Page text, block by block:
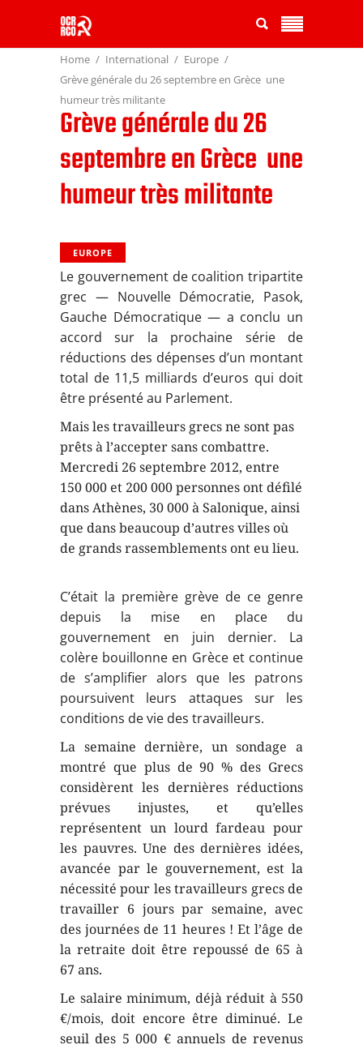
Home International
Europe
Grève générale du 26 septembre en Grèce  une
humeur très militante
Grève générale du 26
septembre en Grèce  une
humeur très militante
EUROPE
Le gouvernement de coalition tripartite
grec — Nouvelle Démocratie, Pasok,
Gauche Démocratique — a conclu un
accord sur la prochaine série de
réductions des dépenses d’un montant
total de 11,5 milliards d’euros qui doit
être présenté au Parlement.
Mais les travailleurs grecs ne sont pas
prêts à l’accepter sans combattre.
Mercredi 26 septembre 2012, entre
150 000 et 200 000 personnes ont défilé
dans Athènes, 30 000 à Salonique, ainsi
que dans beaucoup d’autres villes où
de grands rassemblements ont eu lieu.
C’était la première grève de ce genre
depuis la mise en place du
gouvernement en juin dernier. La
colère bouillonne en Grèce et continue
de s’amplifier alors que les patrons
poursuivent leurs attaques sur les
conditions de vie des travailleurs.
La semaine dernière, un sondage a
montré que plus de 90 % des Grecs
considèrent les dernières réductions
prévues injustes, et qu’elles
représentent un lourd fardeau pour
les pauvres. Une des dernières idées,
avancée par le gouvernement, est la
nécessité pour les travailleurs grecs de
travailler 6 jours par semaine, avec
des journées de 11 heures ! Et l’âge de
la retraite doit être repoussé de 65 à
67 ans.
Le salaire minimum, déjà réduit à 550
€/mois, doit encore être diminué. Le
seuil des 5 000 € annuels de revenus